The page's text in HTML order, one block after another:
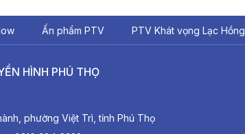
Ấn phẩm PTV PTV Khát vọng Lạc Hồng
HÌNH PHÚ THỌ
phường Việt Trì, tỉnh Phú Thọ